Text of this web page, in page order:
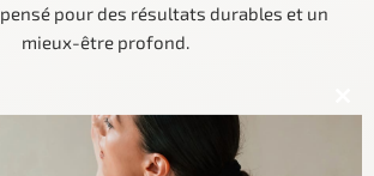
, pensé pour des résultats durables et un
mieux-être profond.